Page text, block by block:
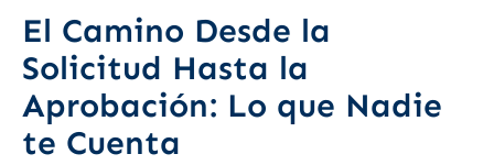
El Camino Desde la
Solicitud Hasta la
Aprobación: Lo que Nadie
te Cuenta